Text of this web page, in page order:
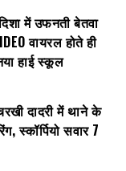
में उफनती बेतवा
वायरल होते ही
हाई स्कूल
दादरी में थाने के
स्कॉर्पियो सवार 7